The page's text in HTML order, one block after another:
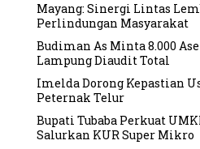
Mayang: Sinergi Lintas
Perlindungan Masyarakat
Budiman As Minta 8.000
Lampung Diaudit Total
Imelda Dorong Kepastian
Peternak Telur
Bupati Tubaba Perkuat
Salurkan KUR Super Mikro